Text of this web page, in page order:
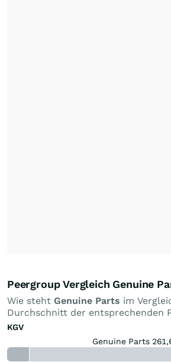
Peergroup Vergleich Genuine
Wie steht Genuine Parts im
Durchschnitt der entsprechenden
KGV
Genuine Parts